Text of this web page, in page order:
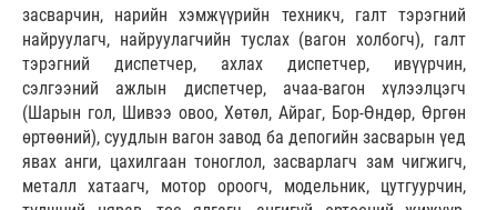
засварчин, нарийн хэмжүүрийн техникч, галт тэрэгний
найруулагч, найруулагчийн туслах (вагон холбогч), галт
тэрэгний диспетчер, ахлах диспетчер, ивүүрчин,
сэлгээний ажлын диспетчер, ачаа-вагон хүлээлцэгч
(Шарын гол, Шивээ овоо, Хөтөл, Айраг, Бор-Өндөр, Өргөн
өртөөний), суудлын вагон завод ба депогийн засварын үед
явах анги, цахилгаан тоноглол, засварлагч зам чигжигч,
металл хатаагч, мотор ороогч, модельник, цутгуурчин,